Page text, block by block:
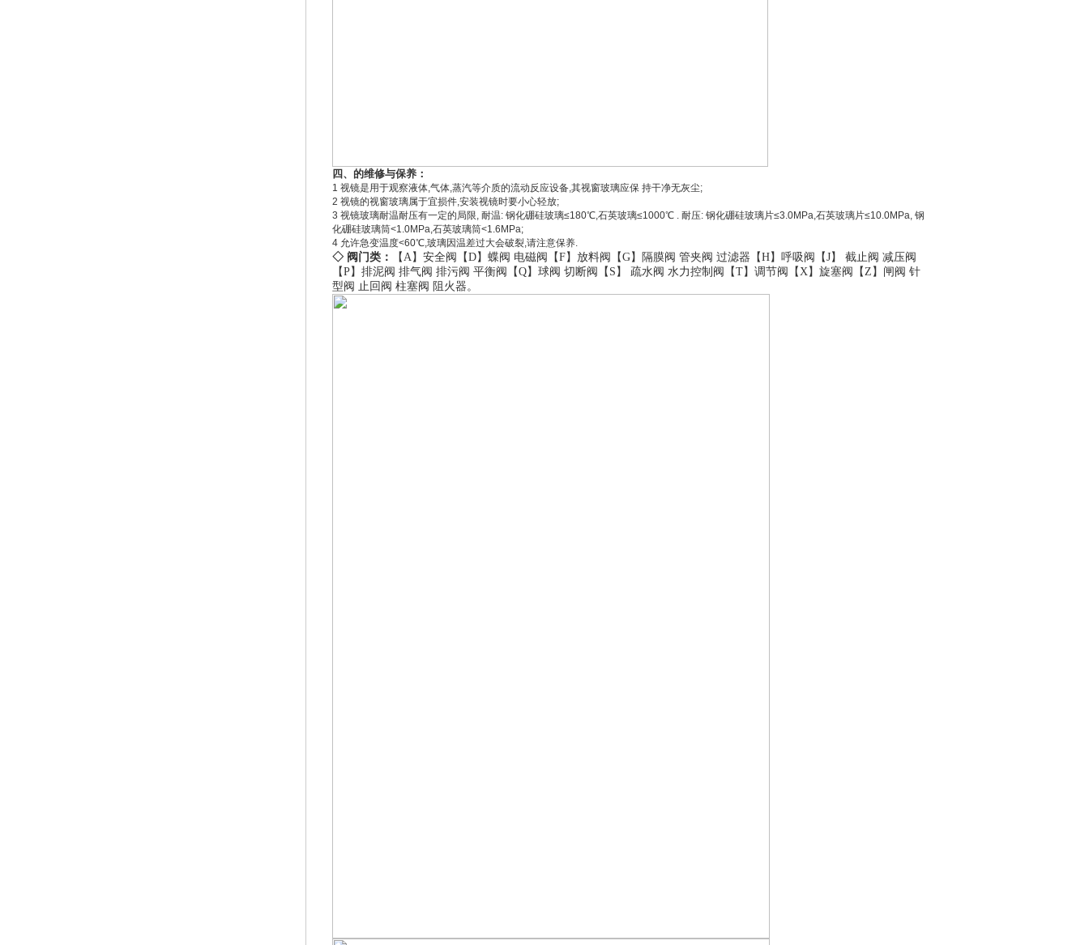
四、的维修与保养：
1 视镜是用于观察液体,气体,蒸汽等介质的流动反应设备,其视窗玻璃应保 持干净无灰尘;
2 视镜的视窗玻璃属于宜损件,安装视镜时要小心轻放;
3 视镜玻璃耐温耐压有一定的局限, 耐温: 钢化硼硅玻璃≤180℃,石英玻璃≤1000℃ . 耐压: 钢化硼硅玻璃片≤3.0MPa,石英玻璃片≤10.0MPa, 钢
化硼硅玻璃筒<1.0MPa,石英玻璃筒<1.6MPa;
4 允许急变温度<60℃,玻璃因温差过大会破裂,请注意保养.
◇ 阀门类： 【A】 安全阀 【D】 蝶阀 电磁阀 【F】 放料阀 【G】 隔膜阀 管夹阀 过滤器 【H】 呼吸阀 【J】 截止阀 减压阀
【P】 排泥阀 排气阀 排污阀 平衡阀 【Q】 球阀 切断阀 【S】 疏水阀 水力控制阀 【T】 调节阀 【X】 旋塞阀 【Z】 闸阀 针
型阀 止回阀 柱塞阀 阻火器。